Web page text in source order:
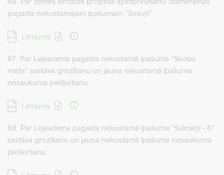
pagasta nekustamajam īpašumam “Smoņi”
Lejupielādēt:
Lēmums
67. Par Lejasciema pagasta nekustamā īpašuma “Skolas
mežs” sastāva grozīšanu un jauna nekustamā īpašuma
nosaukuma piešķiršanu
Lejupielādēt:
Lēmums
68. Par Lejasciema pagasta nekustamā īpašuma “Salmaņi - 6”
sastāva grozīšanu un jauna nekustamā īpašuma nosaukuma
piešķiršanu